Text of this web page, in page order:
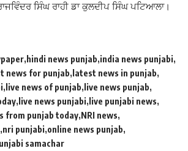
ਸਿੰਘ ਰਾਹੀ ਡਾ ਕੁਲਦੀਪ ਸਿੰਘ ਪਟਿਆਲਾ।
hindi news punjab india news punjabi
news for punjab latest news in punjab
live news of punjab live news punjab
live news punjabi live punjabi news
from punjab today NRI news
nri punjabi online news punjab
samachar